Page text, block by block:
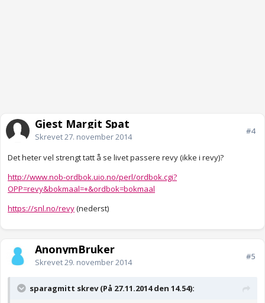
Gjest Margit Spat
Skrevet27. november 2014
#4
Det heter vel strengt tatt å se livet passere revy (ikke i revy)?
http://www.nob-ordbok.uio.no/perl/ordbok.cgi?
OPP=revy&bokmaal=+&ordbok=bokmaal
https://snl.no/revy(nederst)
AnonymBruker
Skrevet29. november 2014
#5
sparagmitt skrev (På 27.11.2014 den 14.54):